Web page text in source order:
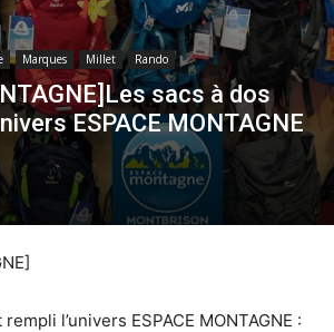
Marques Millet Rando
sacs à dos
ESPACE MONTAGNE
l’univers ESPACE MONTAGNE :